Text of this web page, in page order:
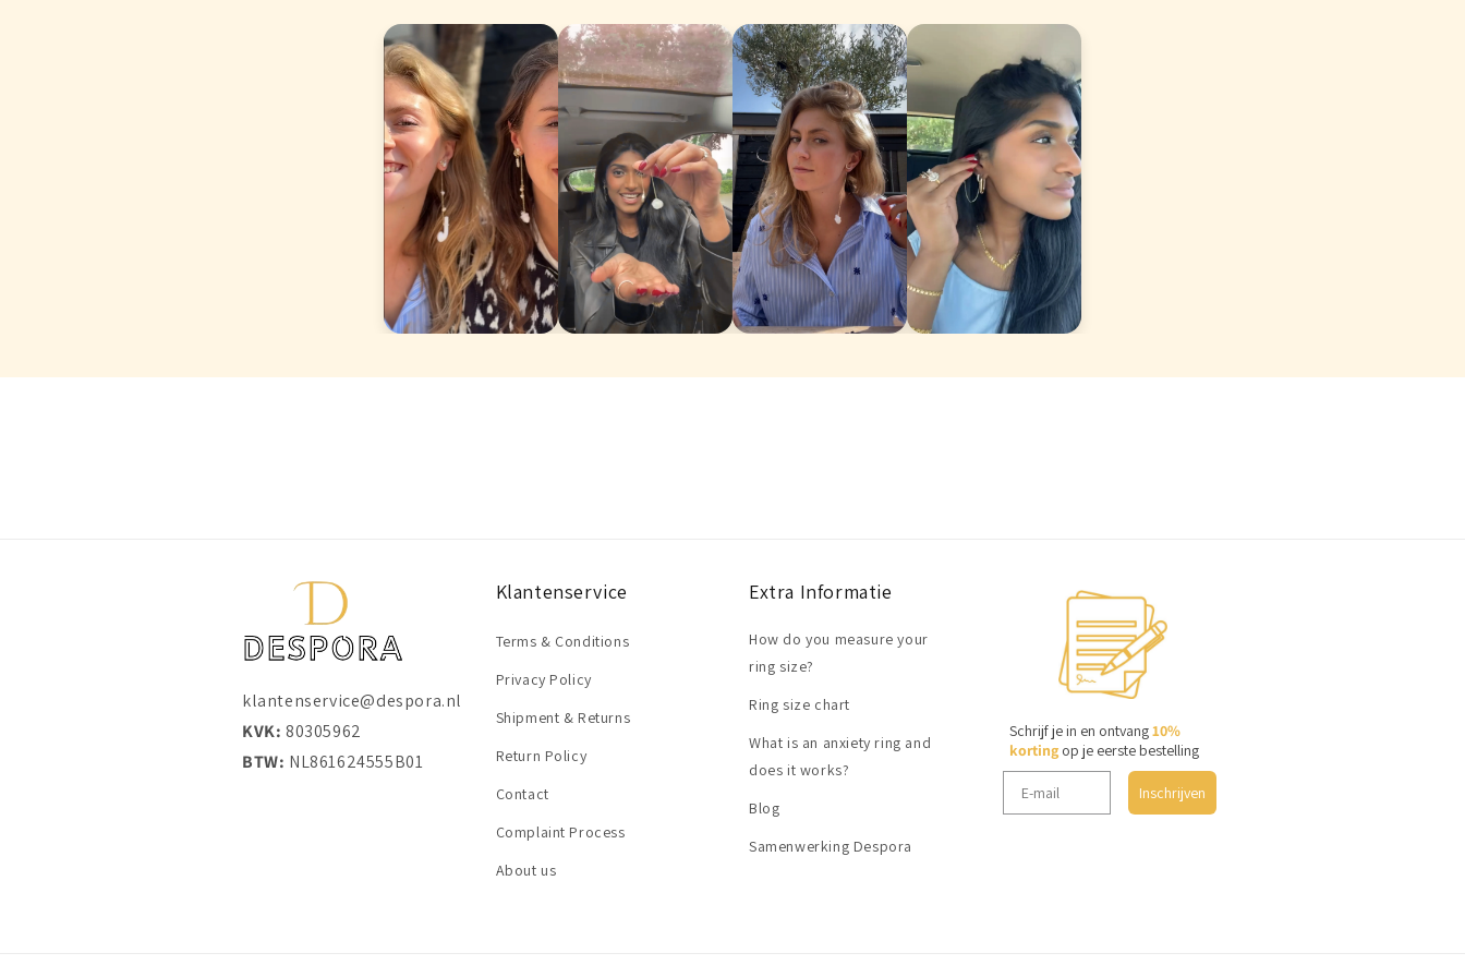
klantenservice@despora.nl
KVK: 80305962
BTW: NL861624555B01
Klantenservice
Terms & Conditions
Privacy Policy
Shipment & Returns
Return Policy
Contact
Complaint Process
About us
Extra Informatie
How do you measure your
ring size?
Ring size chart
What is an anxiety ring and
does it works?
Blog
Samenwerking Despora
Schrijf je in en ontvang10%
korting op je eerste bestelling
Inschrijven